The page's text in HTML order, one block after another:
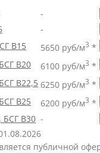
-
-
В15 5650 руб/м3 *
В20 6100 руб/м3 *
В22,5 6250 руб/м3 *
В25 6200 руб/м3 *
БСГ В30 -
публичной